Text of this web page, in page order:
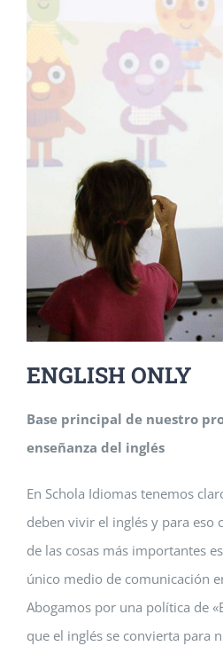
ENGLISH ONLY
Base principal de nuestro
enseñanza del inglés
En Schola Idiomas tenemos
deben vivir el inglés y para eso
de las cosas más importantes
único medio de comunicación
Abogamos por una política de
que el inglés se convierta para